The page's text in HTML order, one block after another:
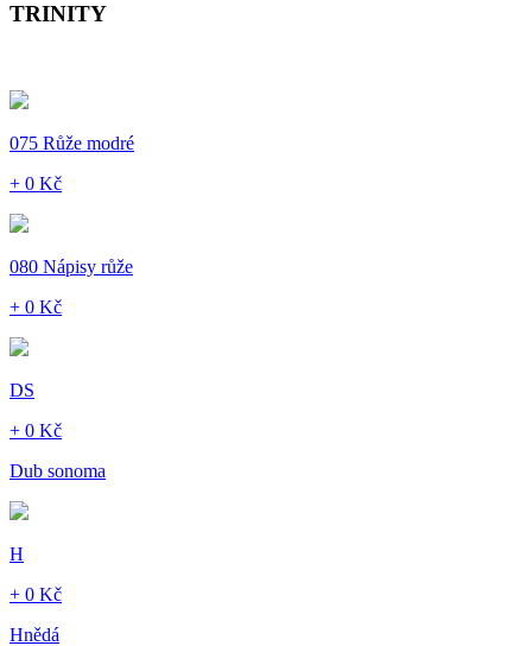
TRINITY
075 Růže modré
+ 0 Kč
080 Nápisy růže
+ 0 Kč
DS
+ 0 Kč
Dub sonoma
H
+ 0 Kč
Hnědá